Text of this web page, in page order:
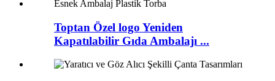
Toptan Özel logo Yeniden
Kapatılabilir Gıda Ambalajı ...